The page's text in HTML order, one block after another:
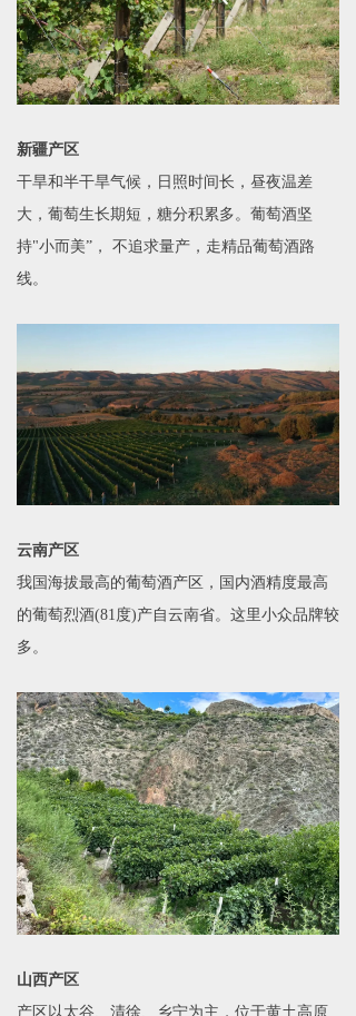
新疆产区
干旱和半干旱气候，日照时间长，昼夜温差
大，葡萄生长期短，糖分积累多。葡萄酒坚
持"小而美”， 不追求量产，走精品葡萄酒路
线。
云南产区
我国海拔最高的葡萄酒产区，国内酒精度最高
的葡萄烈酒(81度)产自云南省。这里小众品牌较
多。
山西产区
产区以太谷、清徐、乡宁为主，位于黄土高原